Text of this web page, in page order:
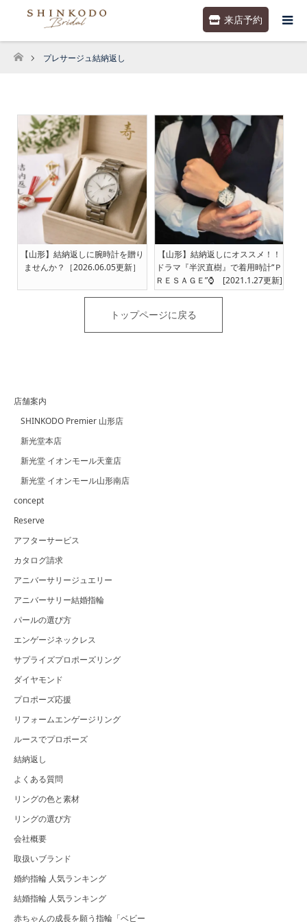
来店予約
ホーム
プレサージュ結納返し
【山形】結納返しに腕時計を贈り
ませんか？［2026.06.05更新］
【山形】結納返しにオススメ！！
ドラマ『半沢直樹』で着用時計“Ｐ
ＲＥＳＡＧＥ”⌚ [2021.1.27更新]
トップページに戻る
店舗案内
SHINKODO Premier 山形店
新光堂本店
新光堂 イオンモール天童店
新光堂 イオンモール山形南店
concept
Reserve
アフターサービス
カタログ請求
アニバーサリージュエリー
アニバーサリー結婚指輪
パールの選び方
エンゲージネックレス
サプライズプロポーズリング
ダイヤモンド
プロポーズ応援
リフォームエンゲージリング
ルースでプロポーズ
結納返し
よくある質問
リングの色と素材
リングの選び方
会社概要
取扱いブランド
婚約指輪 人気ランキング
結婚指輪 人気ランキング
赤ちゃんの成長を願う指輪「ベビー